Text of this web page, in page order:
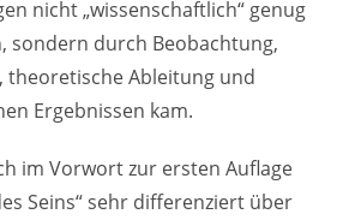
nicht „wissenschaftlich“ genug
sondern durch Beobachtung,
theoretische Ableitung und
Ergebnissen kam.
im Vorwort zur ersten Auflage
Seins“ sehr differenziert über